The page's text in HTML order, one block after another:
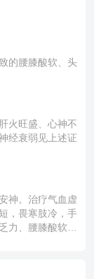
的腰膝酸软、头
火旺盛、心神不
经衰弱见上述证
神。治疗气血虚
，畏寒肢冷，手
力、腰膝酸软也